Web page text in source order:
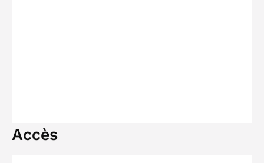
Accès